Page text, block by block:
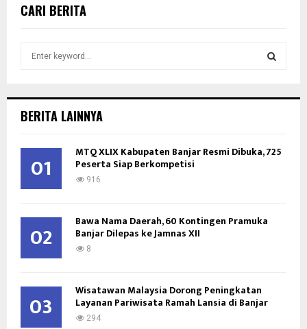
CARI BERITA
h
o
BERITA LAINNYA
01 MTQ XLIX Kabupaten Banjar Resmi Dibuka, 725
Peserta Siap Berkompetisi
916
02 Bawa Nama Daerah, 60 Kontingen Pramuka
Banjar Dilepas ke Jamnas XII
8
03 Wisatawan Malaysia Dorong Peningkatan
Layanan Pariwisata Ramah Lansia di Banjar
294